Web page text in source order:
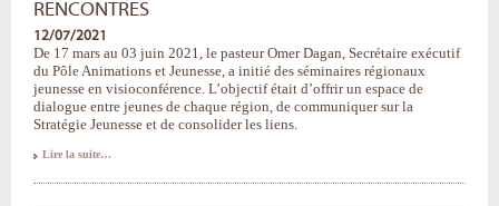
RENCONTRES
12/07/2021
De 17 mars au 03 juin 2021, le pasteur Omer Dagan, Secrétaire exécutif
du Pôle Animations et Jeunesse, a initié des séminaires régionaux
jeunesse en visioconférence. L’objectif était d’offrir un espace de
dialogue entre jeunes de chaque région, de communiquer sur la
Stratégie Jeunesse et de consolider les liens.
Séminaires
Lire la suite…